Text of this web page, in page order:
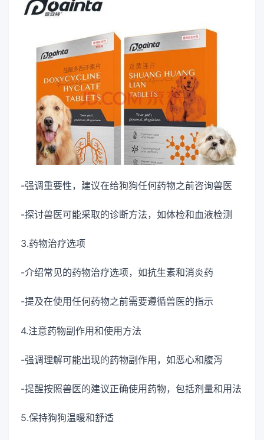
-强调重要性，建议在给狗狗任何药物之前咨询兽医
-探讨兽医可能采取的诊断方法，如体检和血液检测
3.药物治疗选项
-介绍常见的药物治疗选项，如抗生素和消炎药
-提及在使用任何药物之前需要遵循兽医的指示
4.注意药物副作用和使用方法
-强调理解可能出现的药物副作用，如恶心和腹泻
-提醒按照兽医的建议正确使用药物，包括剂量和用法
5.保持狗狗温暖和舒适